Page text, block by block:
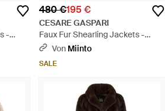
-
480 €195 €
CESARE GASPARI
Faux Fur Shearling Jackets -
Natur
Von Miinto
SALE